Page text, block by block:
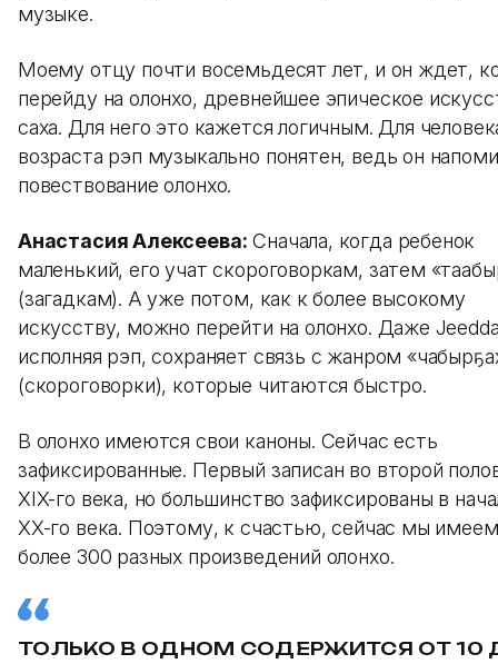
музыке.
Моему отцу почти восемьдесят лет, и он ждет,
перейду на олонхо, древнейшее эпическое
саха. Для него это кажется логичным. Для
возраста рэп музыкально понятен, ведь он
повествование олонхо.
Анастасия Алексеева: Сначала, когда ребенок
маленький, его учат скороговоркам, затем
(загадкам). А уже потом, как к более высокому
искусству, можно перейти на олонхо. Даже
исполняя рэп, сохраняет связь с жанром
(скороговорки), которые читаются быстро.
В олонхо имеются свои каноны. Сейчас есть
зафиксированные. Первый записан во второй
XIX-го века, но большинство зафиксированы в
XX-го века. Поэтому, к счастью, сейчас мы имеем
более 300 разных произведений олонхо.
ТОЛЬКО В ОДНОМ СОДЕРЖИТСЯ ОТ 10